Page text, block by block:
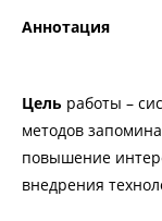
Аннотация
Цель работы –
методов
повышение
внедрения